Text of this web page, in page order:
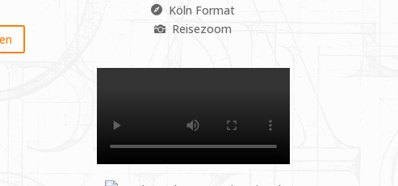
Köln Format
Reisezoom